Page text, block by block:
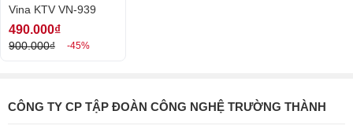
Chống tạp âm tốt
Dòng micro có dây VN939 này cũng được trang bị các tính năng hỗ
Bất kể là buổi tiệc tại nhà hàng, hay những buổi thuyết giảng ngoài
Vina KTV VN-939
490.000₫
900.000₫ -45%
CÔNG TY CP TẬP ĐOÀN CÔNG NGHỆ TRƯỜNG THÀNH